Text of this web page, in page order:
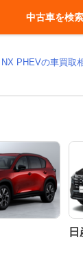
中古車を検索
NX PHEVの車買取